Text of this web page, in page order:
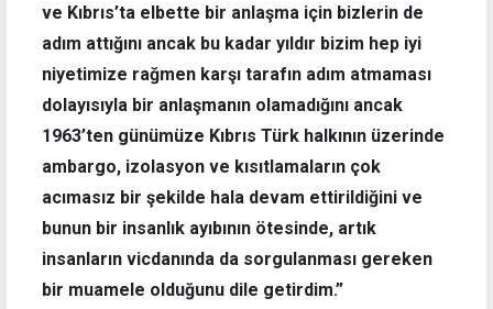
ve Kıbrıs’ta elbette bir anlaşma için bizlerin de
adım attığını ancak bu kadar yıldır bizim hep iyi
niyetimize rağmen karşı tarafın adım atmaması
dolayısıyla bir anlaşmanın olamadığını ancak
1963’ten günümüze Kıbrıs Türk halkının üzerinde
ambargo, izolasyon ve kısıtlamaların çok
acımasız bir şekilde hala devam ettirildiğini ve
bunun bir insanlık ayıbının ötesinde, artık
insanların vicdanında da sorgulanması gereken
bir muamele olduğunu dile getirdim.”